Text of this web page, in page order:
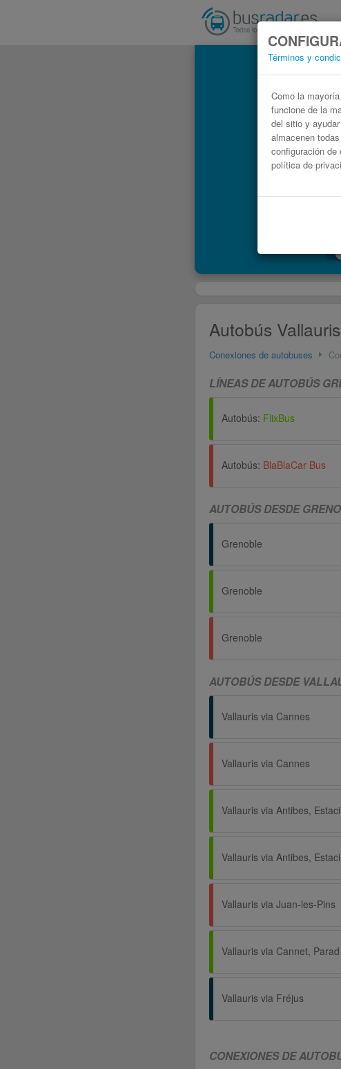
Términos y
Como la
funcione de la
del sitio y
almacenen
configuración
política de
Autobús
Conexiones de autobuses
LÍNEAS DE AUTOBÚS
Autobús: FlixBus
Autobús: BlaBlaCar Bus
AUTOBÚS DESDE
Grenoble
Grenoble
Grenoble
AUTOBÚS DESDE
Vallauris via Cannes
Vallauris via Cannes
Vallauris via Juan-les-Pins
Vallauris via Fréjus
CONEXIONES DE